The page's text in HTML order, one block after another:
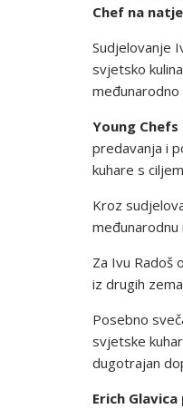
Chef na
Sudjelovanje
svjetsko
Young
predavanja i
kuhare s
Kroz
međunarodnu
Za Ivu Radoš
iz drugih
Posebno
svjetske
dugotrajan
Erich